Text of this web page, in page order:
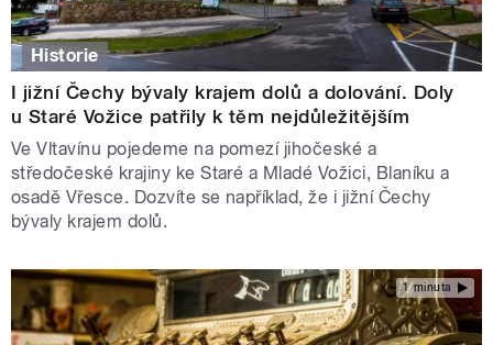
Historie
I jižní Čechy bývaly krajem dolů a dolování. Doly
u Staré Vožice patřily k těm nejdůležitějším
Ve Vltavínu pojedeme na pomezí jihočeské a
středočeské krajiny ke Staré a Mladé Vožici, Blaníku a
osadě Vřesce. Dozvíte se například, že i jižní Čechy
bývaly krajem dolů.
1 minuta